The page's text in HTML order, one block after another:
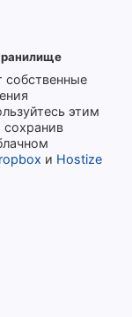
собственные
этим
и Hostize